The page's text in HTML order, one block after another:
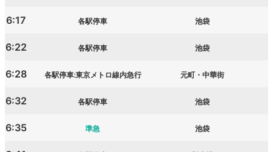
6:17 各駅停車 池袋
6:22 各駅停車 池袋
6:28 各駅停車:東京メトロ線内急行 元町・中華街
6:32 各駅停車 池袋
6:35 準急 池袋